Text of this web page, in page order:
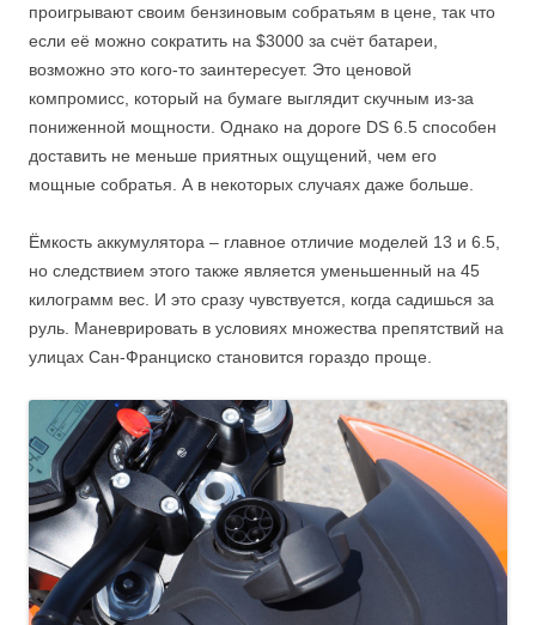
проигрывают своим бензиновым собратьям в цене, так что
если её можно сократить на $3000 за счёт батареи,
возможно это кого-то заинтересует. Это ценовой
компромисс, который на бумаге выглядит скучным из-за
пониженной мощности. Однако на дороге DS 6.5 способен
доставить не меньше приятных ощущений, чем его
мощные собратья. А в некоторых случаях даже больше.
Ёмкость аккумулятора – главное отличие моделей 13 и 6.5,
но следствием этого также является уменьшенный на 45
килограмм вес. И это сразу чувствуется, когда садишься за
руль. Маневрировать в условиях множества препятствий на
улицах Сан-Франциско становится гораздо проще.